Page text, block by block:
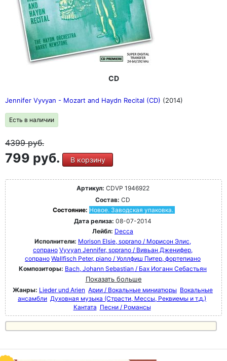
CD
Jennifer Vyvyan - Mozart and Haydn Recital (CD) (2014)
Есть в наличии
4399руб.
799 руб. В корзину
Артикул: CDVP 1946922
Состав: CD
Состояние: Новое. Заводская упаковка.
Дата релиза: 08-07-2014
Лейбл: Decca
Исполнители: Morison Elsie, soprano / Морисон Элис,
сопрано Vyvyan Jennifer, soprano / Вивьан Дженифер,
сопрано Wallfisch Peter, piano / Уоллфиш Питер, фортепиано
Композиторы: Bach, Johann Sebastian / Бах Иоганн Себастьян
Показать больше
Жанры: Lieder und Arien Арии / Вокальные миниатюры Вокальные
ансамбли Духовная музыка (Страсти, Мессы, Реквиемы и т.д.)
Кантата Песни / Романсы